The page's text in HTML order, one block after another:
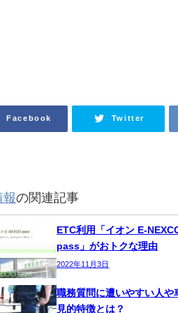
Facebook Twitter
報の関連記事
ETC利用「イオン E-
pass」がおトクな理由
2022年11月3日
職務質問に遭いやすい人や
見的特徴とは？